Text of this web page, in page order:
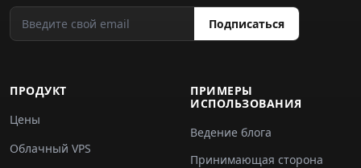
Подписаться
ПРОДУКТ
Цены
Облачный VPS
ПРИМЕРЫ
ИСПОЛЬЗОВАНИЯ
Ведение блога
Принимающая сторона